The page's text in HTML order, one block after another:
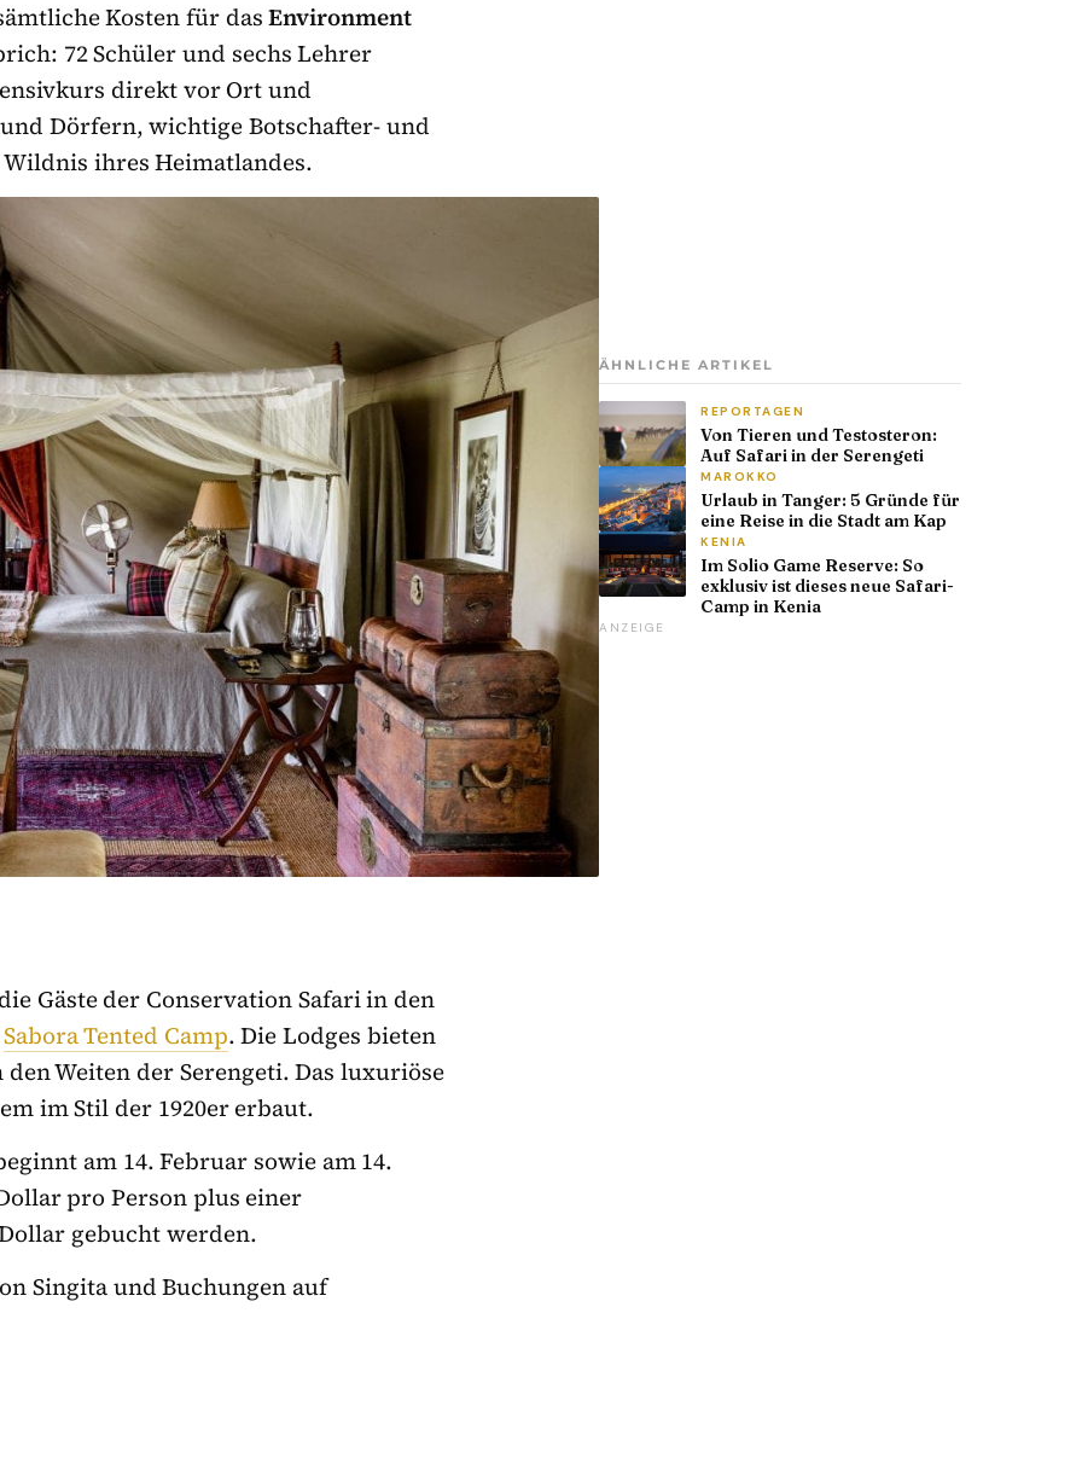
Kosten für dasEnvironment
72 Schüler und sechs Lehrer
direkt vor Ort und
Dörfern, wichtige Botschafter- und
ihres Heimatlandes.
Gäste der Conservation Safari in den
Sabora Tented Camp. Die Lodges bieten
Weiten der Serengeti. Das luxuriöse
im Stil der 1920er erbaut.
am 14. Februar sowie am 14.
pro Person plus einer
gebucht werden.
Singita und Buchungen auf
ÄHNLICHE ARTIKEL
REPORTAGEN
Von Tieren und Testosteron:
Auf Safari in der Serengeti
MAROKKO
Urlaub in Tanger: 5 Gründe für
eine Reise in die Stadt am Kap
KENIA
Im Solio Game Reserve: So
exklusiv ist dieses neue Safari-
Camp in Kenia
ANZEIGE